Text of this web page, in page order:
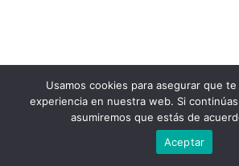
Usamos cookies para asegurar que
experiencia en nuestra web. Si
asumiremos que estás de
Aceptar